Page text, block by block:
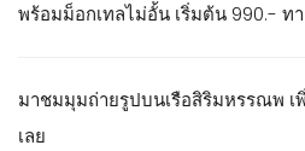
พร้อมม็อกเทลไม่อั้น เริ่มต้น 990.- ทา
มาชมมุมถ่ายรูปบนเรือสิริมหรรณพ
เลย